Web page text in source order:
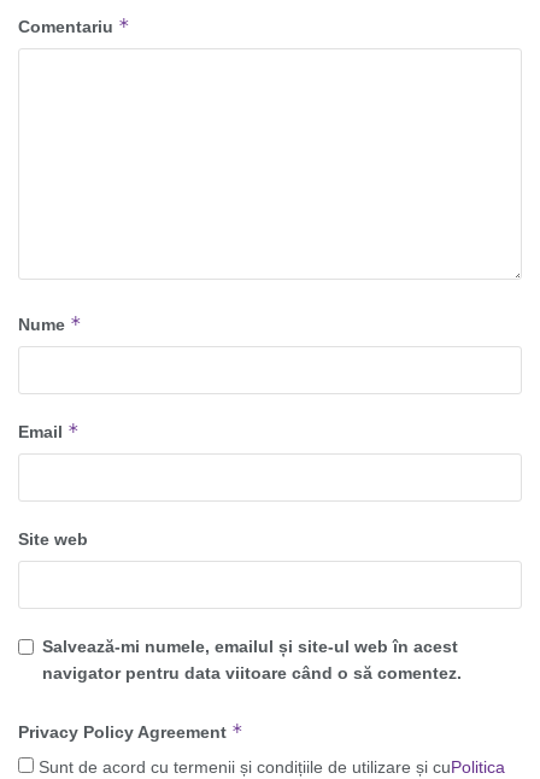
Comentariu *
Nume *
Email *
Site web
Salvează-mi numele, emailul și site-ul web în acest
navigator pentru data viitoare când o să comentez.
Privacy Policy Agreement *
Sunt de acord cu termenii și condițiile de utilizare și cuPolitica